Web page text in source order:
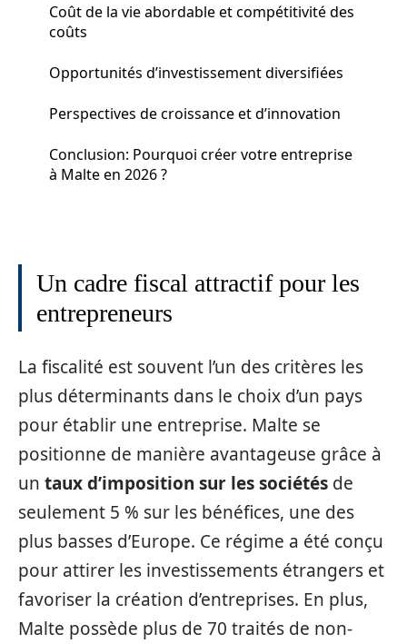
Coût de la vie abordable et compétitivité des
coûts
Opportunités d’investissement diversifiées
Perspectives de croissance et d’innovation
Conclusion: Pourquoi créer votre entreprise
à Malte en 2026 ?
Un cadre fiscal attractif pour les
entrepreneurs
La fiscalité est souvent l’un des critères les
plus déterminants dans le choix d’un pays
pour établir une entreprise. Malte se
positionne de manière avantageuse grâce à
un taux d’imposition sur les sociétés de
seulement 5 % sur les bénéfices, une des
plus basses d’Europe. Ce régime a été conçu
pour attirer les investissements étrangers et
favoriser la création d’entreprises. En plus,
Malte possède plus de 70 traités de non-